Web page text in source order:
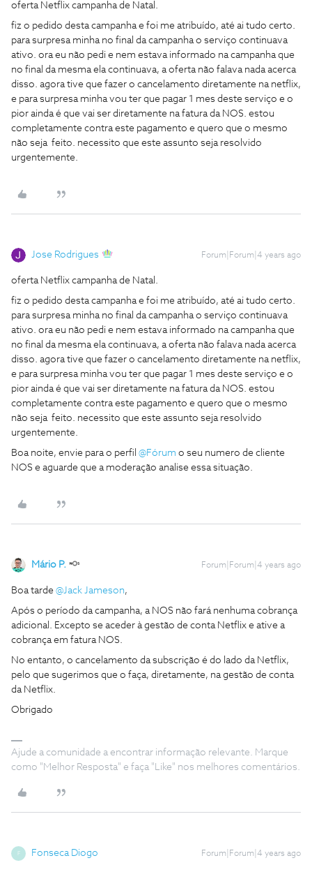
oferta Netflix campanha de Natal.
fiz o pedido desta campanha e foi me atribuído, até ai tudo certo.
para surpresa minha no final da campanha o serviço continuava
ativo. ora eu não pedi e nem estava informado na campanha que
no final da mesma ela continuava, a oferta não falava nada acerca
disso. agora tive que fazer o cancelamento diretamente na netflix,
e para surpresa minha vou ter que pagar 1 mes deste serviço e o
pior ainda é que vai ser diretamente na fatura da NOS. estou
completamente contra este pagamento e quero que o mesmo
não seja feito. necessito que este assunto seja resolvido
urgentemente.
Jose Rodrigues Forum|Forum|4 years ago
oferta Netflix campanha de Natal.
fiz o pedido desta campanha e foi me atribuído, até ai tudo certo.
para surpresa minha no final da campanha o serviço continuava
ativo. ora eu não pedi e nem estava informado na campanha que
no final da mesma ela continuava, a oferta não falava nada acerca
disso. agora tive que fazer o cancelamento diretamente na netflix,
e para surpresa minha vou ter que pagar 1 mes deste serviço e o
pior ainda é que vai ser diretamente na fatura da NOS. estou
completamente contra este pagamento e quero que o mesmo
não seja feito. necessito que este assunto seja resolvido
urgentemente.
Boa noite, envie para o perfil @Fórum o seu numero de cliente
NOS e aguarde que a moderação analise essa situação.
Mário P. Forum|Forum|4 years ago
Boa tarde @Jack Jameson,
Após o período da campanha, a NOS não fará nenhuma cobrança
adicional. Excepto se aceder à gestão de conta Netflix e ative a
cobrança em fatura NOS.
No entanto, o cancelamento da subscrição é do lado da Netflix,
pelo que sugerimos que o faça, diretamente, na gestão de conta
da Netflix.
Obrigado
Ajude a comunidade a encontrar informação relevante. Marque
como "Melhor Resposta" e faça "Like" nos melhores comentários.
F Fonseca Diogo Forum|Forum|4 years ago